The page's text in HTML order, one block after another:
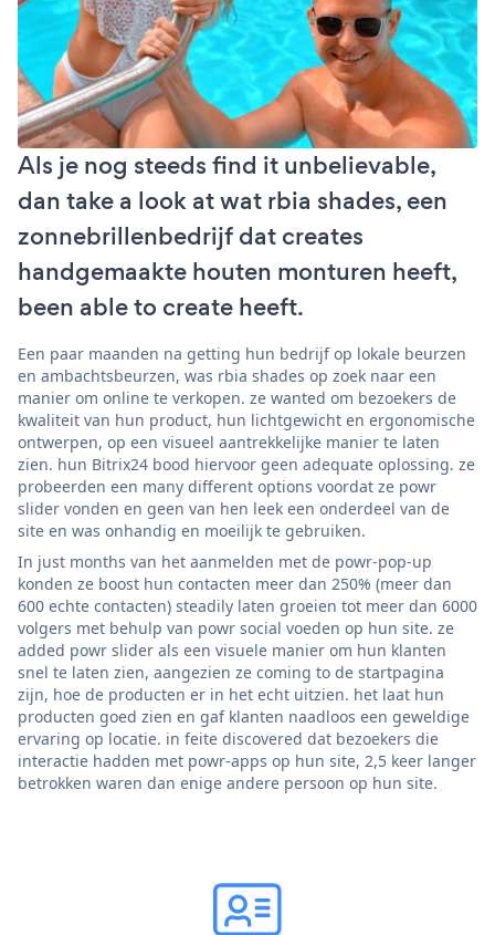
Als je nog steeds find it unbelievable,
dan take a look at wat rbia shades, een
zonnebrillenbedrijf dat creates
handgemaakte houten monturen heeft,
been able to create heeft.
Een paar maanden na getting hun bedrijf op lokale beurzen
en ambachtsbeurzen, was rbia shades op zoek naar een
manier om online te verkopen. ze wanted om bezoekers de
kwaliteit van hun product, hun lichtgewicht en ergonomische
ontwerpen, op een visueel aantrekkelijke manier te laten
zien. hun Bitrix24 bood hiervoor geen adequate oplossing. ze
probeerden een many different options voordat ze powr
slider vonden en geen van hen leek een onderdeel van de
site en was onhandig en moeilijk te gebruiken.
In just months van het aanmelden met de powr-pop-up
konden ze boost hun contacten meer dan 250% (meer dan
600 echte contacten) steadily laten groeien tot meer dan 6000
volgers met behulp van powr social voeden op hun site. ze
added powr slider als een visuele manier om hun klanten
snel te laten zien, aangezien ze coming to de startpagina
zijn, hoe de producten er in het echt uitzien. het laat hun
producten goed zien en gaf klanten naadloos een geweldige
ervaring op locatie. in feite discovered dat bezoekers die
interactie hadden met powr-apps op hun site, 2,5 keer langer
betrokken waren dan enige andere persoon op hun site.